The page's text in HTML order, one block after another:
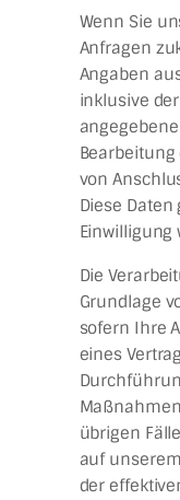
Wenn Sie
Anfragen
Angaben
inklusive
von
Diese
Einwilligung
Die
Grundlage
sofern Ihre
eines
übrigen
auf
der